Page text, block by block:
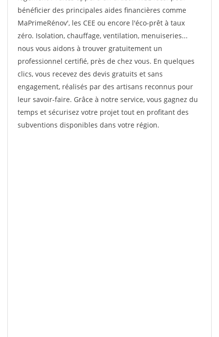
bénéficier des principales aides financières comme
MaPrimeRénov', les CEE ou encore l'éco-prêt à taux
zéro. Isolation, chauffage, ventilation, menuiseries...
nous vous aidons à trouver gratuitement un
professionnel certifié, près de chez vous. En quelques
clics, vous recevez des devis gratuits et sans
engagement, réalisés par des artisans reconnus pour
leur savoir-faire. Grâce à notre service, vous gagnez du
temps et sécurisez votre projet tout en profitant des
subventions disponibles dans votre région.